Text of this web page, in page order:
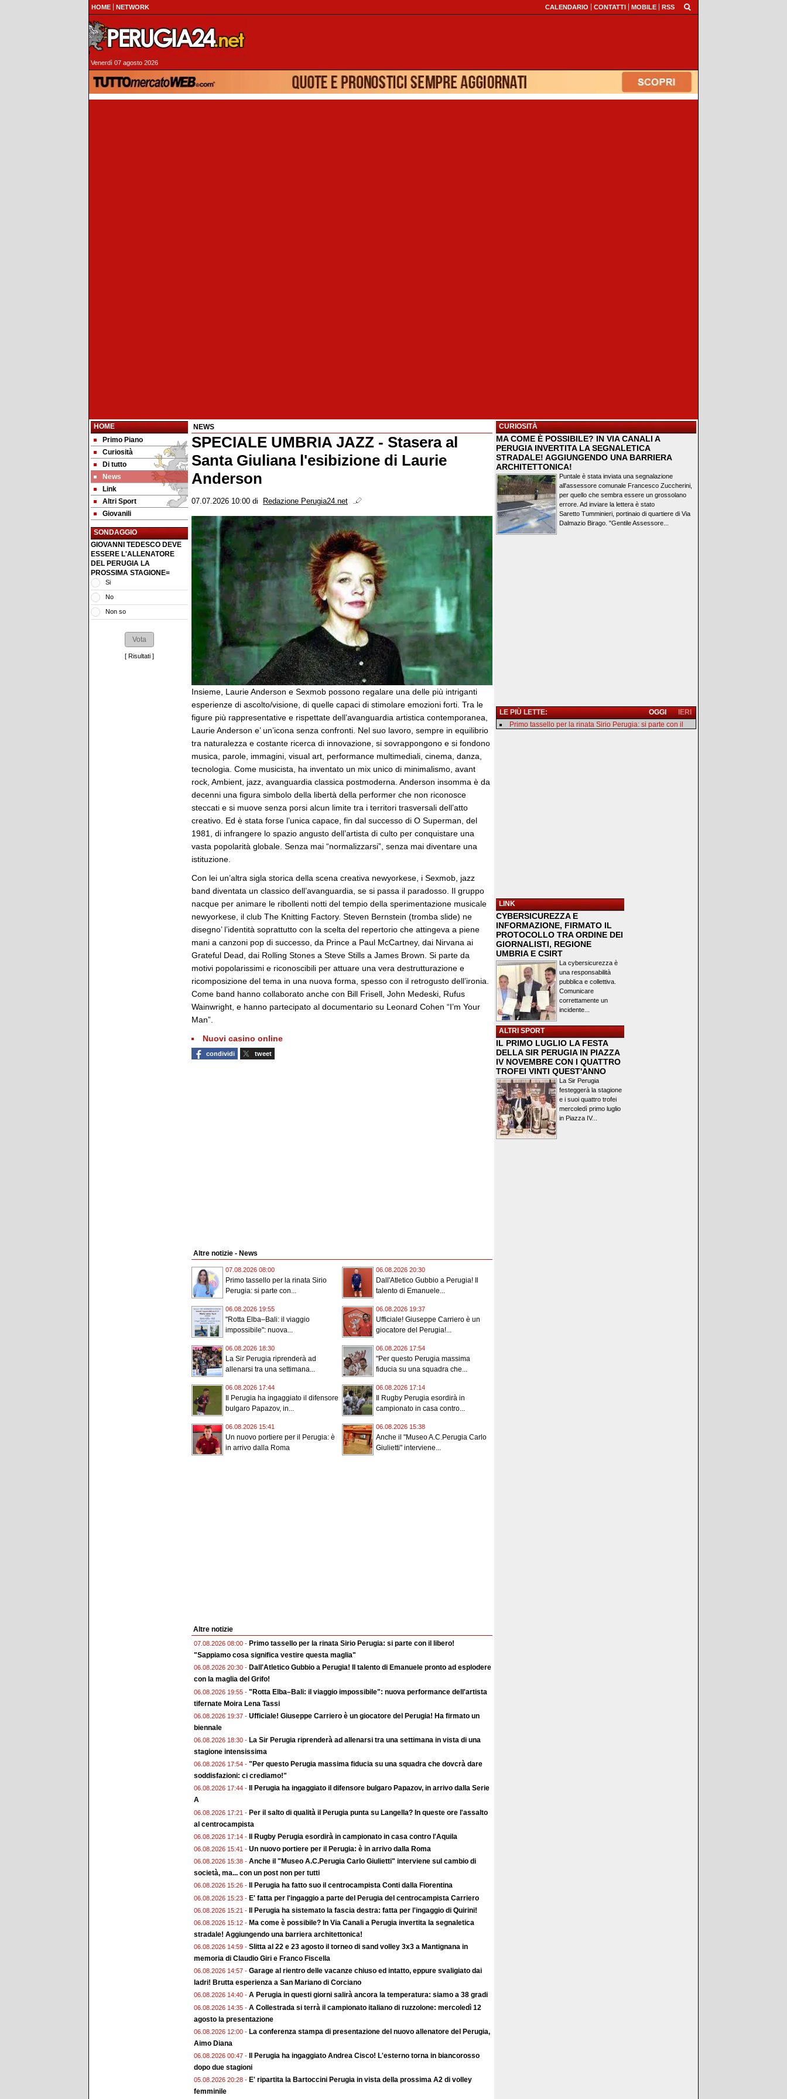
HOME NETWORK CALENDARIO CONTATTI MOBILE RSS
Venerdì 07 agosto 2026
HOME
Primo Piano
Curiosità
Di tutto
News
Link
Altri Sport
Giovanili
SONDAGGIO
GIOVANNI TEDESCO DEVE
ESSERE L'ALLENATORE
DEL PERUGIA LA
PROSSIMA STAGIONE=
Si
No
Non so
[ Risultati ]
NEWS
SPECIALE UMBRIA JAZZ - Stasera al
Santa Giuliana l'esibizione di Laurie
Anderson
07.07.2026 10:00 di Redazione Perugia24.net
Insieme, Laurie Anderson e Sexmob possono regalare una delle più intriganti
esperienze di ascolto/visione, di quelle capaci di stimolare emozioni forti. Tra le
figure più rappresentative e rispettate dell’avanguardia artistica contemporanea,
Laurie Anderson e’ un’icona senza confronti. Nel suo lavoro, sempre in equilibrio
tra naturalezza e costante ricerca di innovazione, si sovrappongono e si fondono
musica, parole, immagini, visual art, performance multimediali, cinema, danza,
tecnologia. Come musicista, ha inventato un mix unico di minimalismo, avant
rock, Ambient, jazz, avanguardia classica postmoderna. Anderson insomma è da
decenni una figura simbolo della libertà della performer che non riconosce
steccati e si muove senza porsi alcun limite tra i territori trasversali dell’atto
creativo. Ed è stata forse l’unica capace, fin dal successo di O Superman, del
1981, di infrangere lo spazio angusto dell’artista di culto per conquistare una
vasta popolarità globale. Senza mai “normalizzarsi”, senza mai diventare una
istituzione.
Con lei un’altra sigla storica della scena creativa newyorkese, i Sexmob, jazz
band diventata un classico dell’avanguardia, se si passa il paradosso. Il gruppo
nacque per animare le ribollenti notti del tempio della sperimentazione musicale
newyorkese, il club The Knitting Factory. Steven Bernstein (tromba slide) ne
disegno’ l’identità soprattutto con la scelta del repertorio che attingeva a piene
mani a canzoni pop di successo, da Prince a Paul McCartney, dai Nirvana ai
Grateful Dead, dai Rolling Stones a Steve Stills a James Brown. Si parte da
motivi popolarissimi e riconoscibili per attuare una vera destrutturazione e
ricomposizione del tema in una nuova forma, spesso con il retrogusto dell’ironia.
Come band hanno collaborato anche con Bill Frisell, John Medeski, Rufus
Wainwright, e hanno partecipato al documentario su Leonard Cohen “I’m Your
Man”.
Nuovi casino online
condividi tweet
Altre notizie - News
07.08.2026 08:00
Primo tassello per la rinata Sirio
Perugia: si parte con...
06.08.2026 20:30
Dall'Atletico Gubbio a Perugia! Il
talento di Emanuele...
06.08.2026 19:55
"Rotta Elba–Bali: il viaggio
impossibile": nuova...
06.08.2026 19:37
Ufficiale! Giuseppe Carriero è un
giocatore del Perugia!...
06.08.2026 18:30
La Sir Perugia riprenderà ad
allenarsi tra una settimana...
06.08.2026 17:54
"Per questo Perugia massima
fiducia su una squadra che...
06.08.2026 17:44
Il Perugia ha ingaggiato il difensore
bulgaro Papazov, in...
06.08.2026 17:14
Il Rugby Perugia esordirà in
campionato in casa contro...
06.08.2026 15:41
Un nuovo portiere per il Perugia: è
in arrivo dalla Roma
06.08.2026 15:38
Anche il "Museo A.C.Perugia Carlo
Giulietti" interviene...
Altre notizie
07.08.2026 08:00 - Primo tassello per la rinata Sirio Perugia: si parte con il libero!
"Sappiamo cosa significa vestire questa maglia"
06.08.2026 20:30 - Dall'Atletico Gubbio a Perugia! Il talento di Emanuele pronto ad esplodere
con la maglia del Grifo!
06.08.2026 19:55 - "Rotta Elba–Bali: il viaggio impossibile": nuova performance dell'artista
tifernate Moira Lena Tassi
06.08.2026 19:37 - Ufficiale! Giuseppe Carriero è un giocatore del Perugia! Ha firmato un
biennale
06.08.2026 18:30 - La Sir Perugia riprenderà ad allenarsi tra una settimana in vista di una
stagione intensissima
06.08.2026 17:54 - "Per questo Perugia massima fiducia su una squadra che dovcrà dare
soddisfazioni: ci crediamo!"
06.08.2026 17:44 -
Il Perugia ha ingaggiato il difensore bulgaro Papazov, in arrivo dalla Serie
A
06.08.2026 17:21 - Per il salto di qualità il Perugia punta su Langella? In queste ore l'assalto
al centrocampista
06.08.2026 17:14 - Il Rugby Perugia esordirà in campionato in casa contro l'Aquila
06.08.2026 15:41 - Un nuovo portiere per il Perugia: è in arrivo dalla Roma
06.08.2026 15:38 - Anche il "Museo A.C.Perugia Carlo Giulietti" interviene sul cambio di
società, ma... con un post non per tutti
06.08.2026 15:26 - Il Perugia ha fatto suo il centrocampista Conti dalla Fiorentina
06.08.2026 15:23 - E' fatta per l'ingaggio a parte del Perugia del centrocampista Carriero
06.08.2026 15:21 - Il Perugia ha sistemato la fascia destra: fatta per l'ingaggio di Quirini!
06.08.2026 15:12 - Ma come è possibile? In Via Canali a Perugia invertita la segnaletica
stradale! Aggiungendo una barriera architettonica!
06.08.2026 14:59 - Slitta al 22 e 23 agosto il torneo di sand volley 3x3 a Mantignana in
memoria di Claudio Giri e Franco Fiscella
06.08.2026 14:57 - Garage al rientro delle vacanze chiuso ed intatto, eppure svaligiato dai
ladri! Brutta esperienza a San Mariano di Corciano
06.08.2026 14:40 - A Perugia in questi giorni salirà ancora la temperatura: siamo a 38 gradi
06.08.2026 14:35 - A Collestrada si terrà il campionato italiano di ruzzolone: mercoledì 12
agosto la presentazione
06.08.2026 12:00 - La conferenza stampa di presentazione del nuovo allenatore del Perugia,
Aimo Diana
06.08.2026 00:47 -
Il Perugia ha ingaggiato Andrea Cisco! L'esterno torna in biancorosso
dopo due stagioni
05.08.2026 20:28 - E' ripartita la Bartoccini Perugia in vista della prossima A2 di volley
femminile
CURIOSITÀ
MA COME È POSSIBILE? IN VIA CANALI A
PERUGIA INVERTITA LA SEGNALETICA
STRADALE! AGGIUNGENDO UNA BARRIERA
ARCHITETTONICA!
Puntale è stata inviata una segnalazione
all'assessore comunale Francesco Zuccherini,
per quello che sembra essere un grossolano
errore. Ad inviare la lettera è stato
Saretto Tumminieri, portinaio di quartiere di Via
Dalmazio Birago. "Gentile Assessore...
LE PIÙ LETTE: IERI
OGGI
Primo tassello per la rinata Sirio Perugia: si parte con il
LINK
CYBERSICUREZZA E
INFORMAZIONE, FIRMATO IL
PROTOCOLLO TRA ORDINE DEI
GIORNALISTI, REGIONE
UMBRIA E CSIRT
La cybersicurezza è
una responsabilità
pubblica e collettiva.
Comunicare
correttamente un
incidente...
ALTRI SPORT
IL PRIMO LUGLIO LA FESTA
DELLA SIR PERUGIA IN PIAZZA
IV NOVEMBRE CON I QUATTRO
TROFEI VINTI QUEST'ANNO
La Sir Perugia
festeggerà la stagione
e i suoi quattro trofei
mercoledì primo luglio
in Piazza IV...